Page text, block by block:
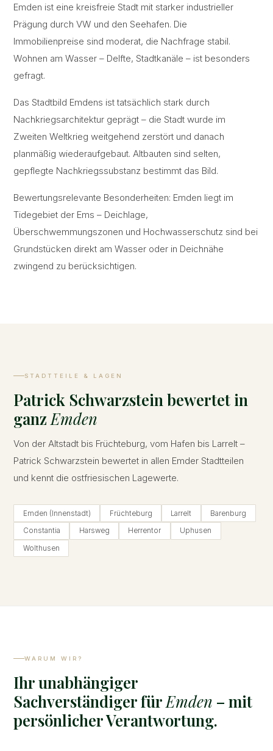
Emden ist eine kreisfreie Stadt mit starker industrieller
Prägung durch VW und den Seehafen. Die
Immobilienpreise sind moderat, die Nachfrage stabil.
Wohnen am Wasser – Delfte, Stadtkanäle – ist besonders
gefragt.
Das Stadtbild Emdens ist tatsächlich stark durch
Nachkriegsarchitektur geprägt – die Stadt wurde im
Zweiten Weltkrieg weitgehend zerstört und danach
planmäßig wiederaufgebaut. Altbauten sind selten,
gepflegte Nachkriegssubstanz bestimmt das Bild.
Bewertungsrelevante Besonderheiten: Emden liegt im
Tidegebiet der Ems – Deichlage,
Überschwemmungszonen und Hochwasserschutz sind bei
Grundstücken direkt am Wasser oder in Deichnähe
zwingend zu berücksichtigen.
STADTTEILE & LAGEN
Patrick Schwarzstein bewertet in
ganz Emden
Von der Altstadt bis Früchteburg, vom Hafen bis Larrelt –
Patrick Schwarzstein bewertet in allen Emder Stadtteilen
und kennt die ostfriesischen Lagewerte.
Emden (Innenstadt) Früchteburg Larrelt Barenburg
Constantia Harsweg Herrentor Uphusen
Wolthusen
WARUM WIR?
Ihr unabhängiger
Sachverständiger für Emden – mit
persönlicher Verantwortung.